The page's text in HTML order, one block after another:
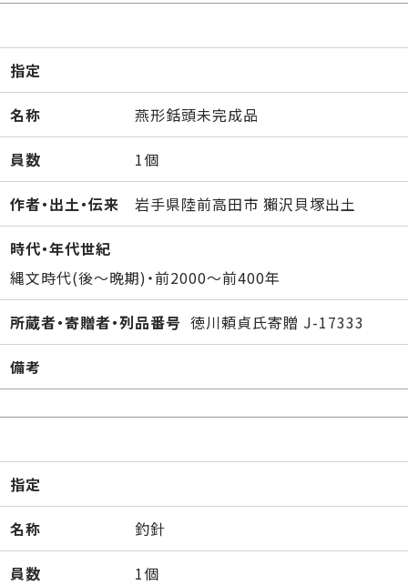
指定
名称 燕形銛頭未完成品
員数 1個
作者・出土・伝来 岩手県陸前高田市 獺沢貝塚出土
時代・年代世紀
縄文時代(後～晩期)・前2000～前400年
所蔵者・寄贈者・列品番号 徳川頼貞氏寄贈 J-17333
備考
指定
名称 釣針
員数 1個